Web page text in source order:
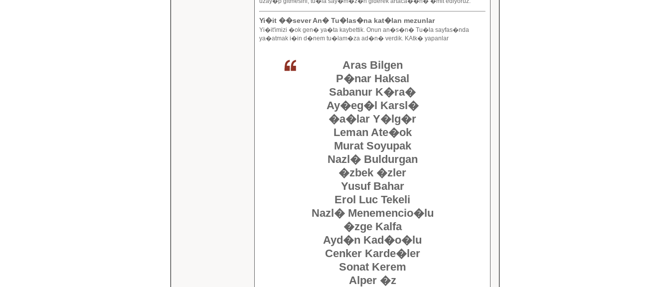
Yi�it ��sever An� Tu�las�na kat�lan mezunlar
Yi�it'imizi �ok gen� ya�ta kaybettik. Onun an�s�n� Tu�la sayfas�nda
ya�atmak i�in d�nem tu�lam�za ad�n� verdik. KAtk� yapanlar
Aras Bilgen
P�nar Haksal
Sabanur K�ra�
Ay�eg�l Karsl�
�a�lar Y�lg�r
Leman Ate�ok
Murat Soyupak
Nazl� Buldurgan
�zbek �zler
Yusuf Bahar
Erol Luc Tekeli
Nazl� Menemencio�lu
�zge Kalfa
Ayd�n Kad�o�lu
Cenker Karde�ler
Sonat Kerem
Alper �z